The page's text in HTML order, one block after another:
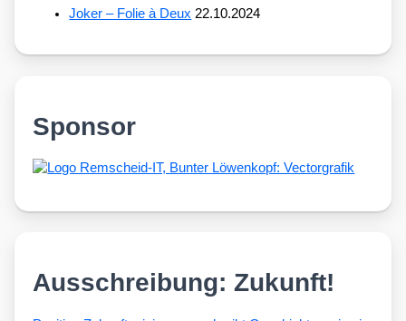
Joker – Folie à Deux 22.10.2024
Sponsor
Ausschreibung: Zukunft!